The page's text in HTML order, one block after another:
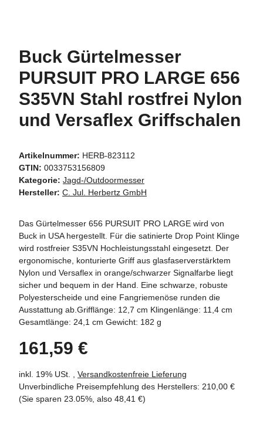
Buck Gürtelmesser
PURSUIT PRO LARGE 656
S35VN Stahl rostfrei Nylon
und Versaflex Griffschalen
Artikelnummer: HERB-823112
GTIN: 0033753156809
Kategorie: Jagd-/Outdoormesser
Hersteller: C. Jul. Herbertz GmbH
Das Gürtelmesser 656 PURSUIT PRO LARGE wird von
Buck in USA hergestellt. Für die satinierte Drop Point Klinge
wird rostfreier S35VN Hochleistungsstahl eingesetzt. Der
ergonomische, konturierte Griff aus glasfaserverstärktem
Nylon und Versaflex in orange/schwarzer Signalfarbe liegt
sicher und bequem in der Hand. Eine schwarze, robuste
Polyesterscheide und eine Fangriemenöse runden die
Ausstattung ab.Grifflänge: 12,7 cm Klingenlänge: 11,4 cm
Gesamtlänge: 24,1 cm Gewicht: 182 g
161,59 €
inkl. 19% USt. , Versandkostenfreie Lieferung
Unverbindliche Preisempfehlung des Herstellers: 210,00 €
(Sie sparen 23.05% , also 48,41 €)